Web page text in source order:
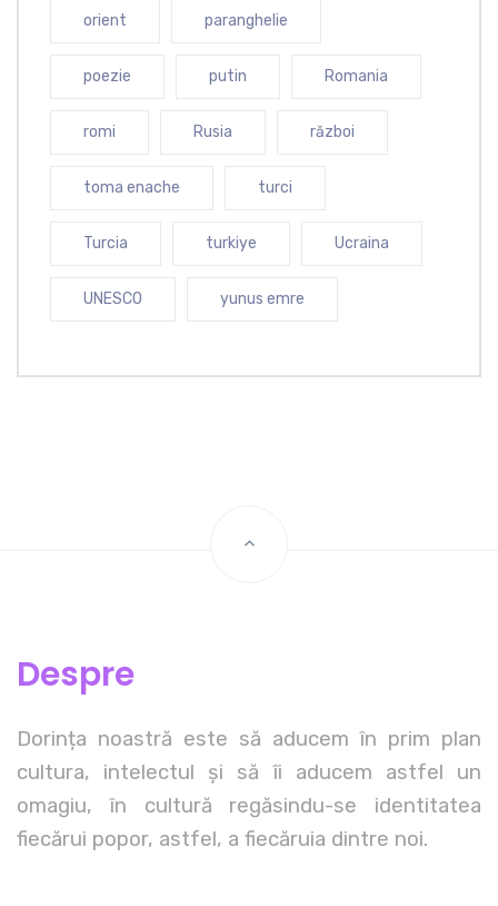
orient paranghelie
poezie putin Romania
romi Rusia război
toma enache turci
Turcia turkiye Ucraina
UNESCO yunus emre
Despre
Dorința noastră este să aducem în prim plan
cultura, intelectul și să îi aducem astfel un
omagiu, în cultură regăsindu-se identitatea
fiecărui popor, astfel, a fiecăruia dintre noi.